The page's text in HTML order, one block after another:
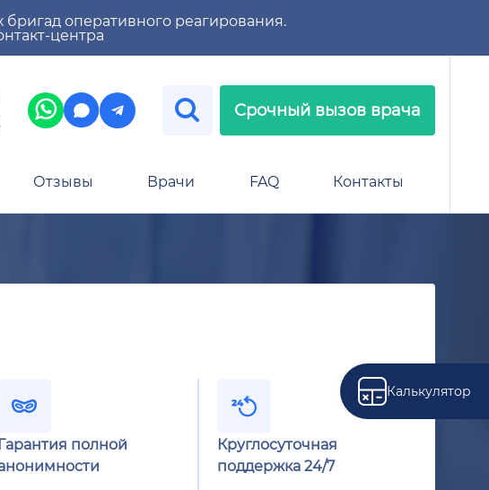
оперативного реагирования.
центра
Срочный вызов врача
Отзывы Врачи FAQ Контакты
Калькулятор
Гарантия полной
Круглосуточная
поддержка 24/7